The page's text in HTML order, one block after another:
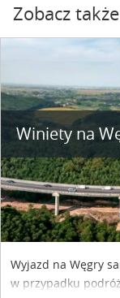
Zobacz także
Winiety na
Wyjazd na Węgry
w przypadku